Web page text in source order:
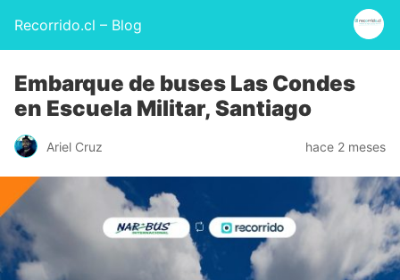
Recorrido.cl – Blog
Embarque de buses Las Condes
en Escuela Militar, Santiago
Ariel Cruz hace 2 meses